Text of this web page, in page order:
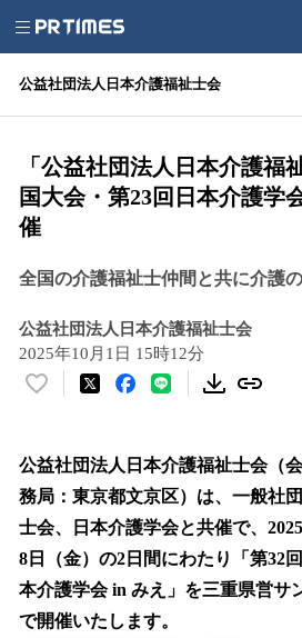
公益社団法人日本介護福祉士会
「公益社団法人日本介護
国大会・第23回日本介護学
催
全国の介護福祉士仲間と共に介護
公益社団法人日本介護福祉士会
2025年10月1日 15時12分
い
！
数
を
読
み
込
み
中
公益社団法人日本介護福祉士会（
務局：東京都文京区）は、一般社
士会、日本介護学会と共催で、
8日（金）の2日間にわたり「第32
本介護学会 in みえ」を三重県営サ
で開催いたします。